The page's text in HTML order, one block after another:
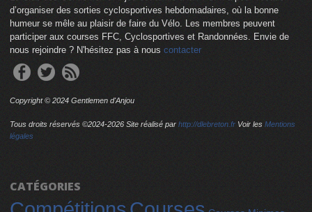
d’organiser des sorties cyclosportives hebdomadaires, où la bonne
humeur se mêle au plaisir de faire du Vélo. Les membres peuvent
participer aux courses FFC, Cyclosportives et Randonnées. Envie de
nous rejoindre ? N'hésitez pas à nous contacter
Copyright © 2024 Gentlemen d'Anjou
Tous droits réservés ©2024-2026 Site réalisé par http://dlebreton.fr Voir les Mentions
légales
CATÉGORIES